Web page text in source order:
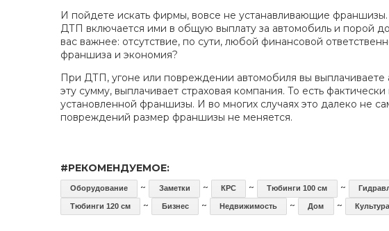
И пойдете искать фирмы, вовсе не устанавливающие
ДТП включается ими в общую выплату за автомобиль и порой
вас важнее: отсутствие, по сути, любой финансовой
франшиза и экономия?
При ДТП, угоне или повреждении автомобиля вы
эту сумму, выплачивает страховая компания. То есть
установленной франшизы. И во многих случаях это далеко не
повреждений размер франшизы не меняется.
#РЕКОМЕНДУЕМОЕ:
Оборудование ~ Заметки ~ КРС ~ Тюбинги 100 см ~
Тюбинги 120 см ~ Бизнес ~ Недвижимость ~ Дом ~ Культура